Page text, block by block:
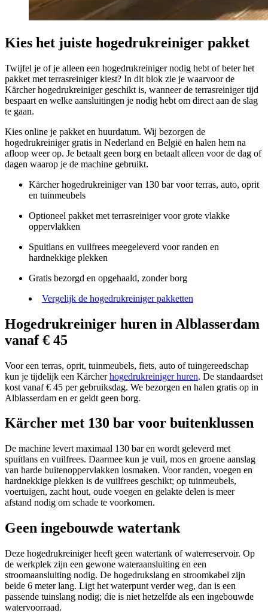
Kies het juiste hogedrukreiniger pakket
Twijfel je of je alleen een hogedrukreiniger nodig hebt of beter het
pakket met terrasreiniger kiest? In dit blok zie je waarvoor de
Kärcher hogedrukreiniger geschikt is, wanneer de terrasreiniger tijd
bespaart en welke aansluitingen je nodig hebt om direct aan de slag
te gaan.
Kies online je pakket en huurdatum. Wij bezorgen de
hogedrukreiniger gratis in Nederland en België en halen hem na
afloop weer op. Je betaalt geen borg en betaalt alleen voor de dag of
dagen waarop je de machine gebruikt.
Kärcher hogedrukreiniger van 130 bar voor terras, auto, oprit
en tuinmeubels
Optioneel pakket met terrasreiniger voor grote vlakke
oppervlakken
Spuitlans en vuilfrees meegeleverd voor randen en
hardnekkige plekken
Gratis bezorgd en opgehaald, zonder borg
Vergelijk de hogedrukreiniger pakketten
Hogedrukreiniger huren in Alblasserdam
vanaf € 45
Voor een terras, oprit, tuinmeubels, fiets, auto of tuingereedschap
kun je tijdelijk een Kärcherhogedrukreiniger huren. De standaardset
kost vanaf € 45 per gebruiksdag. We bezorgen en halen gratis op in
Alblasserdam en er geldt geen borg.
Kärcher met 130 bar voor buitenklussen
De machine levert maximaal 130 bar en wordt geleverd met
spuitlans en vuilfrees. Daarmee kun je vuil, mos en groene aanslag
van harde buitenoppervlakken losmaken. Voor randen, voegen en
hardnekkige plekken is de vuilfrees geschikt; op tuinmeubels,
voertuigen, zacht hout, oude voegen en gelakte delen is meer
afstand nodig om schade te voorkomen.
Geen ingebouwde watertank
Deze hogedrukreiniger heeft geen watertank of waterreservoir. Op
de werkplek zijn een gewone wateraansluiting en een
stroomaansluiting nodig. De hogedrukslang en stroomkabel zijn
beide 6 meter lang. Ligt het waterpunt verder weg, dan is een
passende tuinslang nodig; die is niet hetzelfde als een ingebouwde
watervoorraad.